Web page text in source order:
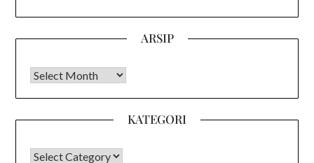
ARSIP
Arsip
KATEGORI
KATEGORI